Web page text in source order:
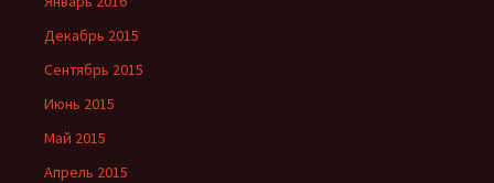
Декабрь 2015
Сентябрь 2015
Июнь 2015
Май 2015
Апрель 2015